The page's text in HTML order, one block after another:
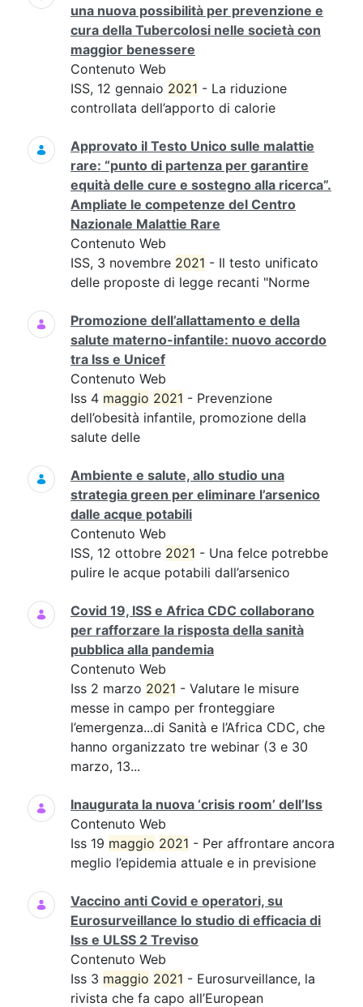
una nuova possibilità per prevenzione e
cura della Tubercolosi nelle società con
maggior benessere
Contenuto Web
ISS, 12 gennaio 2021 - La riduzione
controllata dell’apporto di calorie
Approvato il Testo Unico sulle malattie
rare: “punto di partenza per garantire
equità delle cure e sostegno alla ricerca”.
Ampliate le competenze del Centro
Nazionale Malattie Rare
Contenuto Web
ISS, 3 novembre 2021 - Il testo unificato
delle proposte di legge recanti "Norme
Promozione dell’allattamento e della
salute materno-infantile: nuovo accordo
tra Iss e Unicef
Contenuto Web
Iss 4 maggio 2021 - Prevenzione
dell’obesità infantile, promozione della
salute delle
Ambiente e salute, allo studio una
strategia green per eliminare l’arsenico
dalle acque potabili
Contenuto Web
ISS, 12 ottobre 2021 - Una felce potrebbe
pulire le acque potabili dall’arsenico
Covid 19, ISS e Africa CDC collaborano
per rafforzare la risposta della sanità
pubblica alla pandemia
Contenuto Web
Iss 2 marzo 2021 - Valutare le misure
messe in campo per fronteggiare
l’emergenza...di Sanità e l’Africa CDC, che
hanno organizzato tre webinar (3 e 30
marzo, 13...
Inaugurata la nuova ‘crisis room’ dell’Iss
Contenuto Web
Iss 19 maggio 2021 - Per affrontare ancora
meglio l’epidemia attuale e in previsione
Vaccino anti Covid e operatori, su
Eurosurveillance lo studio di efficacia di
Iss e ULSS 2 Treviso
Contenuto Web
Iss 3 maggio 2021 - Eurosurveillance, la
rivista che fa capo all’European